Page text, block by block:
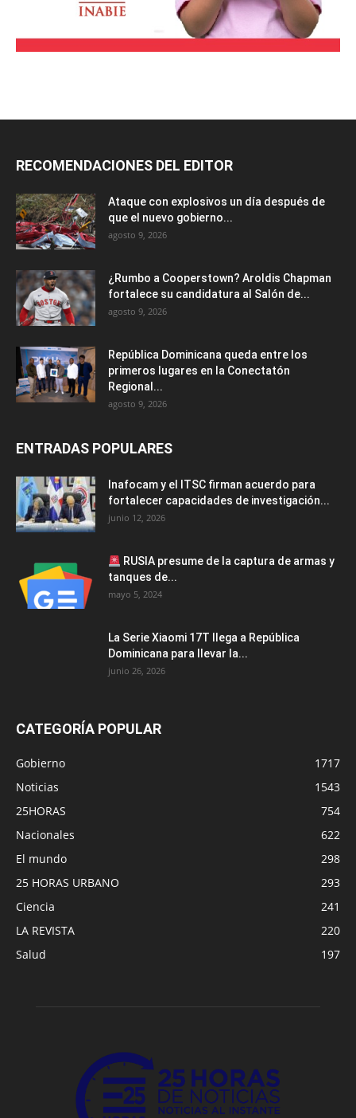
RECOMENDACIONES DEL EDITOR
Ataque con explosivos un día después de
que el nuevo gobierno...
agosto 9, 2026
¿Rumbo a Cooperstown? Aroldis Chapman
fortalece su candidatura al Salón de...
agosto 9, 2026
República Dominicana queda entre los
primeros lugares en la Conectatón
Regional...
agosto 9, 2026
ENTRADAS POPULARES
Inafocam y el ITSC firman acuerdo para
fortalecer capacidades de investigación...
junio 12, 2026
RUSIA presume de la captura de armas y
tanques de...
mayo 5, 2024
La Serie Xiaomi 17T llega a República
Dominicana para llevar la...
junio 26, 2026
CATEGORÍA POPULAR
Gobierno
1717
Noticias
1543
25HORAS
754
Nacionales
622
El mundo
298
25 HORAS URBANO
293
Ciencia
241
LA REVISTA
220
Salud
197